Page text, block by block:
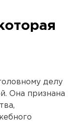
делу
Она признана